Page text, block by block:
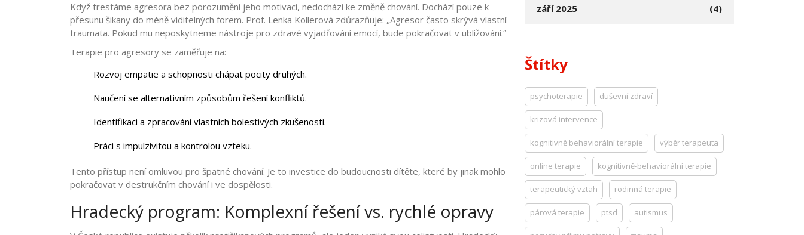
Když trestáme agresora bez porozumění jeho motivaci, nedochází ke změně chování. Dochází pouze k
přesunu šikany do méně viditelných forem. Prof. Lenka Kollerová zdůrazňuje: „Agresor často skrývá vlastní
traumata. Pokud mu neposkytneme nástroje pro zdravé vyjadřování emocí, bude pokračovat v ubližování.“
Terapie pro agresory se zaměřuje na:
Rozvoj empatie a schopnosti chápat pocity druhých.
Naučení se alternativním způsobům řešení konfliktů.
Identifikaci a zpracování vlastních bolestivých zkušeností.
Práci s impulzivitou a kontrolou vzteku.
Tento přístup není omluvou pro špatné chování. Je to investice do budoucnosti dítěte, které by jinak mohlo
pokračovat v destrukčním chování i ve dospělosti.
Hradecký program: Komplexní řešení vs. rychlé opravy
září 2025 (4)
Štítky
psychoterapie duševní zdraví
krizová intervence
kognitivně behaviorální terapie výběr terapeuta
online terapie kognitivně-behaviorální terapie
terapeutický vztah rodinná terapie
párová terapie ptsd autismus